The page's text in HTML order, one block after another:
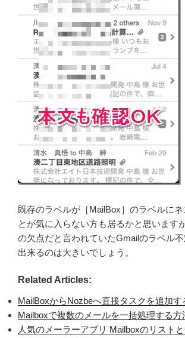
既存のラベルが［MailBox］のラベルにネ
とが気に入らない方も居るかと思います
の欠点だと言われていたGmailのラベル
出来るのは大きいでしょう。
Related Articles:
MailBoxからNozbeへ直接タスクを追加す
Mailboxで複数のメールを一括処理する方
人気のメーラーアプリ Mailboxのリスト